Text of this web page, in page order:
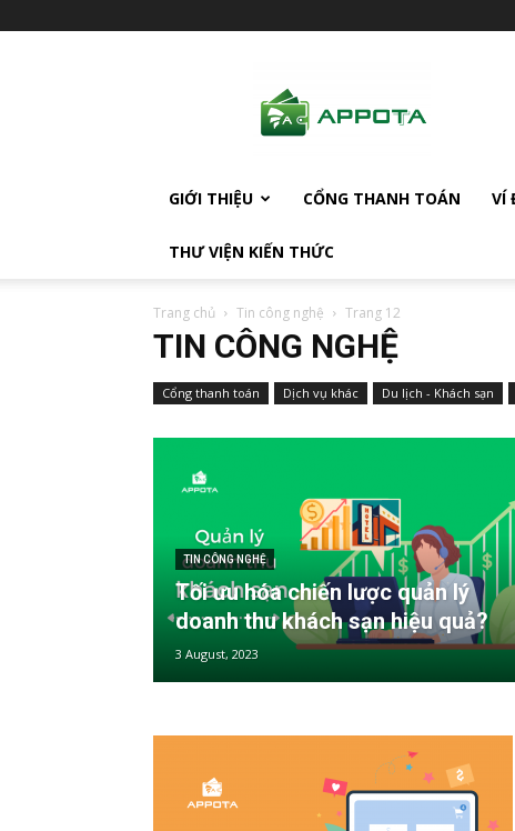
GIỚI THIỆU CỔNG THANH TOÁN VÍ
THƯ VIỆN KIẾN THỨC
Trang chủ Tin công nghệ Trang 12
TIN CÔNG NGHỆ
Cổng thanh toán Dịch vụ khác Du lịch - Khách sạn
TIN CÔNG NGHỆ
Tối ưu hóa chiến lược quản lý
doanh thu khách sạn hiệu quả?
3 August, 2023